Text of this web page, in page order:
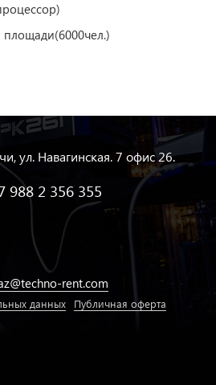
площади(6000чел.)
ул. Навагинская. 7 офис 26.
988 2 356 355
rent.com
данных Публичная оферта